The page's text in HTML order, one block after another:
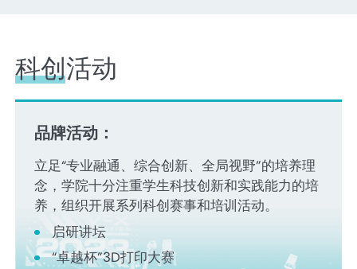
科创活动
品牌活动：
立足“专业融通、综合创新、全局视野”的培养理
念，学院十分注重学生科技创新和实践能力的培
养，组织开展系列科创赛事和培训活动。
启研讲坛
“卓越杯”3D打印大赛